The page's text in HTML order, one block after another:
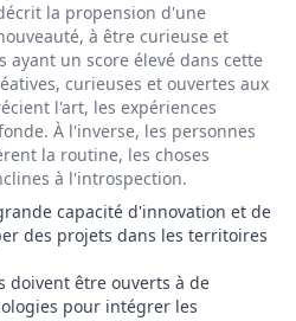
la propension d'une
à être curieuse et
ayant un score élevé dans cette
curieuses et ouvertes aux
l'art, les expériences
À l'inverse, les personnes
la routine, les choses
à l'introspection.
capacité d'innovation et de
des projets dans les territoires
doivent être ouverts à de
pour intégrer les